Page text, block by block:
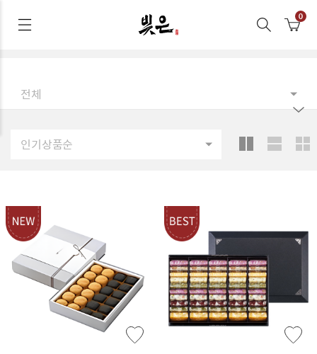
전체
인기상품순